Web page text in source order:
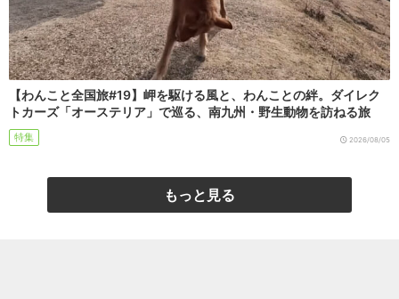
【わんこと全国旅#19】岬を駆ける風と、わんことの絆。ダイレク
トカーズ「オーステリア」で巡る、南九州・野生動物を訪ねる旅
特集 2026/08/05
もっと見る